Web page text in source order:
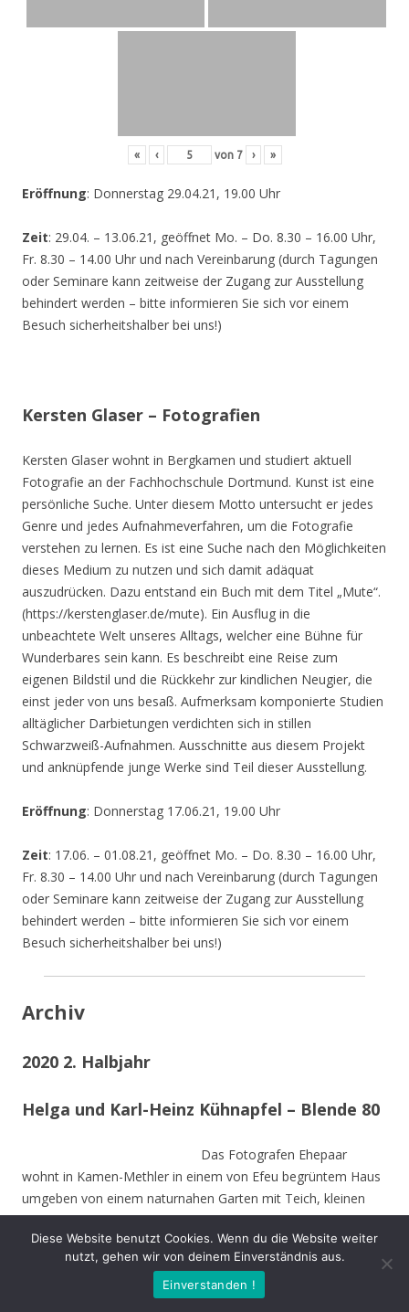
« ‹ von 7 › »
Eröffnung: Donnerstag 29.04.21, 19.00 Uhr
Zeit: 29.04. – 13.06.21, geöffnet Mo. – Do. 8.30 – 16.00 Uhr,
Fr. 8.30 – 14.00 Uhr und nach Vereinbarung (durch Tagungen
oder Seminare kann zeitweise der Zugang zur Ausstellung
behindert werden – bitte informieren Sie sich vor einem
Besuch sicherheitshalber bei uns!)
Kersten Glaser – Fotografien
Kersten Glaser wohnt in Bergkamen und studiert aktuell
Fotografie an der Fachhochschule Dortmund. Kunst ist eine
persönliche Suche. Unter diesem Motto untersucht er jedes
Genre und jedes Aufnahmeverfahren, um die Fotografie
verstehen zu lernen. Es ist eine Suche nach den Möglichkeiten
dieses Medium zu nutzen und sich damit adäquat
auszudrücken. Dazu entstand ein Buch mit dem Titel „Mute“.
(https://kerstenglaser.de/mute). Ein Ausflug in die
unbeachtete Welt unseres Alltags, welcher eine Bühne für
Wunderbares sein kann. Es beschreibt eine Reise zum
eigenen Bildstil und die Rückkehr zur kindlichen Neugier, die
einst jeder von uns besaß. Aufmerksam komponierte Studien
alltäglicher Darbietungen verdichten sich in stillen
Schwarzweiß-Aufnahmen. Ausschnitte aus diesem Projekt
und anknüpfende junge Werke sind Teil dieser Ausstellung.
Eröffnung: Donnerstag 17.06.21, 19.00 Uhr
Zeit: 17.06. – 01.08.21, geöffnet Mo. – Do. 8.30 – 16.00 Uhr,
Fr. 8.30 – 14.00 Uhr und nach Vereinbarung (durch Tagungen
oder Seminare kann zeitweise der Zugang zur Ausstellung
behindert werden – bitte informieren Sie sich vor einem
Besuch sicherheitshalber bei uns!)
Archiv
2020 2. Halbjahr
Helga und Karl-Heinz Kühnapfel – Blende 80
Das Fotografen Ehepaar
wohnt in Kamen-Methler in einem von Efeu begrüntem Haus
umgeben von einem naturnahen Garten mit Teich, kleinen
naturnahen Wiesen, Obstbäumen und weiteren hohen
Bäumen. Die Stämme der von Stürmen gefällten Bäume sind
zu Teilen im Garten integriert und dienen vielen Insekten und
Vögeln als Nahrungs-und Brutstätte.
Diese Website benutzt Cookies. Wenn du die Website weiter
nutzt, gehen wir von deinem Einverständnis aus.
Einverstanden !